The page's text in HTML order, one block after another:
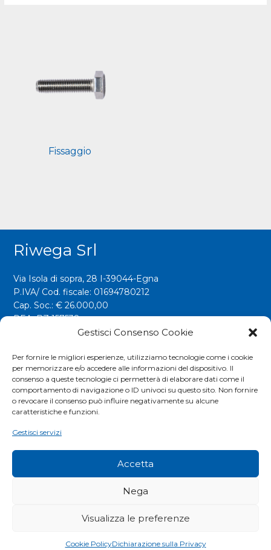
Gestisci Consenso Cookie
Per fornire le migliori esperienze, utilizziamo tecnologie come i cookie
per memorizzare e/o accedere alle informazioni del dispositivo. Il
consenso a queste tecnologie ci permetterà di elaborare dati come il
comportamento di navigazione o ID univoci su questo sito. Non fornire
o revocare il consenso può influire negativamente su alcune
caratteristiche e funzioni.
Gestisci servizi
Accetta
Nega
Visualizza le preferenze
Cookie PolicyDichiarazione sulla Privacy
Fissaggio
Riwega Srl
Via Isola di sopra, 28 I-39044-Egna
P.IVA/ Cod. fiscale: 01694780212
Cap. Soc.: € 26.000,00
REA: BZ 157538
info@riwega.com
Tel.+39 0471 827500
Social
PRIVACY POLICY
© RIWEGA SRL. ALL RIGHTS RESERVED.